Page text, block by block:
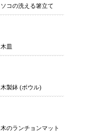
ソコの洗える箸立て
木皿
木製鉢 (ボウル)
木のランチョンマット